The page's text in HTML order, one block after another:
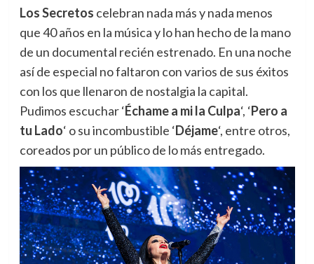
Los Secretos celebran nada más y nada menos
que 40 años en la música y lo han hecho de la mano
de un documental recién estrenado. En una noche
así de especial no faltaron con varios de sus éxitos
con los que llenaron de nostalgia la capital.
Pudimos escuchar ‘Échame a mi la Culpa‘, ‘Pero a
tu Lado‘ o su incombustible ‘Déjame‘, entre otros,
coreados por un público de lo más entregado.